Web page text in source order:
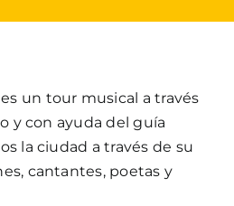
es un tour musical a través
y con ayuda del guía
la ciudad a través de su
cantantes, poetas y